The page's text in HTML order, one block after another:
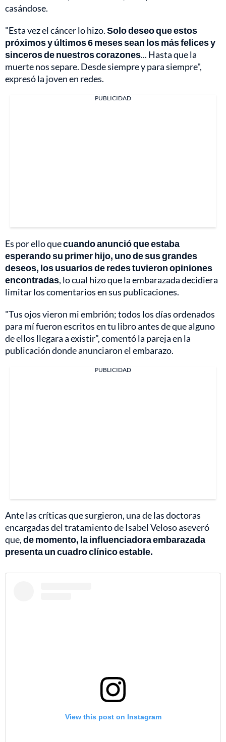
casándose.
"Esta vez el cáncer lo hizo.Solo deseo que estos
próximos y últimos 6 meses sean los más felices y
sinceros de nuestros corazones... Hasta que la
muerte nos separe. Desde siempre y para siempre",
expresó la joven en redes.
PUBLICIDAD
Es por ello quecuando anunció que estaba
esperando su primer hijo, uno de sus grandes
deseos, los usuarios de redes tuvieron opiniones
encontradas, lo cual hizo que la embarazada decidiera
limitar los comentarios en sus publicaciones.
"Tus ojos vieron mi embrión; todos los días ordenados
para mí fueron escritos en tu libro antes de que alguno
de ellos llegara a existir”, comentó la pareja en la
publicación donde anunciaron el embarazo.
PUBLICIDAD
Ante las críticas que surgieron, una de las doctoras
encargadas del tratamiento de Isabel Veloso aseveró
que,de momento, la influenciadora embarazada
presenta un cuadro clínico estable.
View this post on Instagram